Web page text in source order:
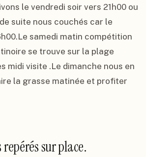
le vendredi soir vers 21h00 ou
suite nous couchés car le
samedi matin compétition
se trouve sur la plage
midi visite .Le dimanche nous en
la grasse matinée et profiter
sur place.